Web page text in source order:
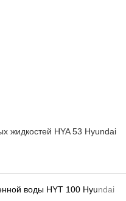
жидкостей HYA 53 Hyundai